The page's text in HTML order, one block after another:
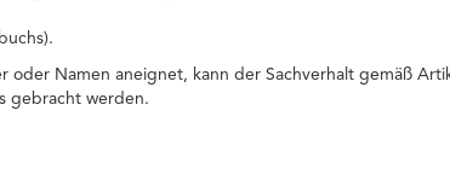
Namen aneignet, kann der Sachverhalt gemäß
gebracht werden.